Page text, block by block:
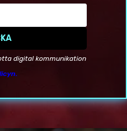
digital kommunikation